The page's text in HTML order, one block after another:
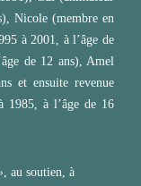
Nicole (membre en
à 2001, à l’âge de
de 12 ans), Amel
et ensuite revenue
1985, à l’âge de 16
au soutien, à